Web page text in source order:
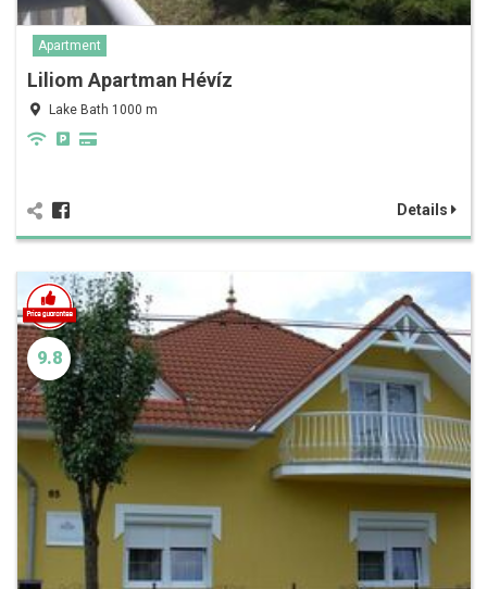
Apartment
Liliom Apartman Hévíz
Lake Bath 1000 m
Details
9.8